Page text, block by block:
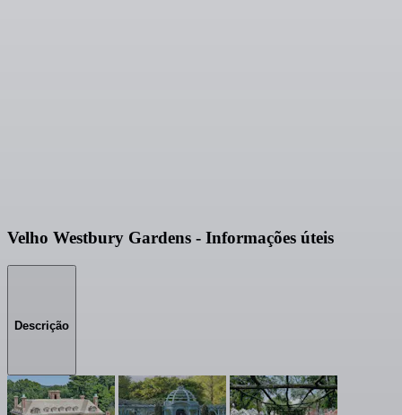
Velho Westbury Gardens - Informações úteis
Descrição